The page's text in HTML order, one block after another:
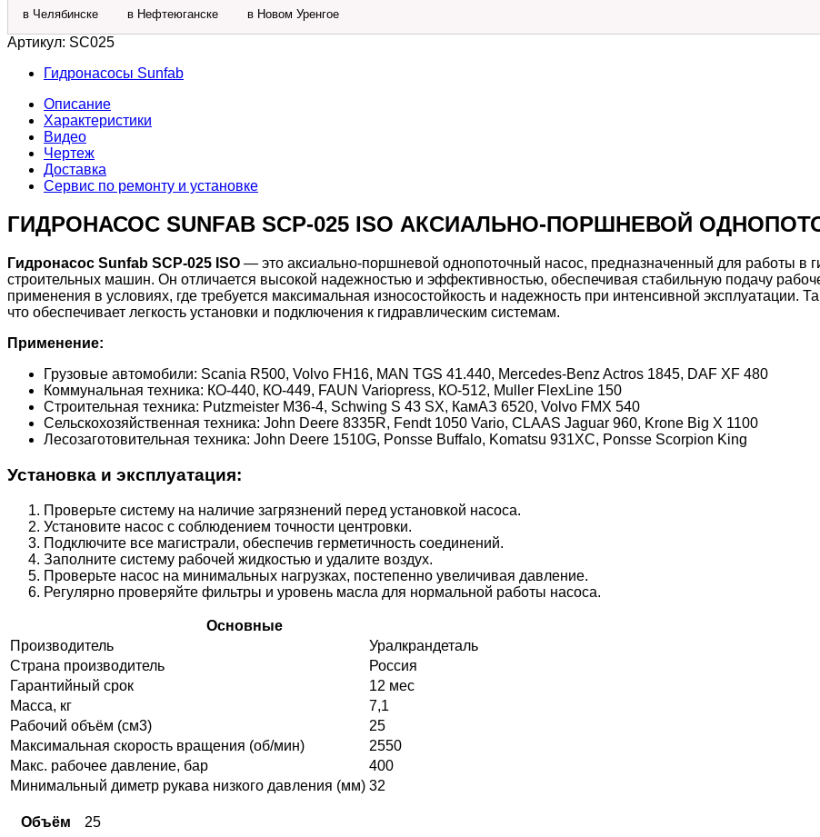
в Челябинске в Нефтеюганске в Новом Уренгое
Артикул: SC025
Гидронасосы Sunfab
Описание
Характеристики
Видео
Чертеж
Доставка
Сервис по ремонту и установке
ГИДРОНАСОС SUNFAB SCP-025 ISO АКСИАЛЬНО-ПОРШНЕВОЙ
Гидронасос Sunfab SCP-025 ISO — это аксиально-поршневой однопоточный насос, предназначенный для работы в
строительных машин. Он отличается высокой надежностью и эффективностью, обеспечивая стабильную подачу
применения в условиях, где требуется максимальная износостойкость и надежность при интенсивной
что обеспечивает легкость установки и подключения к гидравлическим системам.
Применение:
Грузовые автомобили: Scania R500, Volvo FH16, MAN TGS 41.440, Mercedes-Benz Actros 1845, DAF XF 480
Коммунальная техника: КО-440, КО-449, FAUN Variopress, КО-512, Muller FlexLine 150
Строительная техника: Putzmeister M36-4, Schwing S 43 SX, КамАЗ 6520, Volvo FMX 540
Сельскохозяйственная техника: John Deere 8335R, Fendt 1050 Vario, CLAAS Jaguar 960, Krone Big X 1100
Лесозаготовительная техника: John Deere 1510G, Ponsse Buffalo, Komatsu 931XC, Ponsse Scorpion King
Установка и эксплуатация:
Проверьте систему на наличие загрязнений перед установкой насоса.
Установите насос с соблюдением точности центровки.
Подключите все магистрали, обеспечив герметичность соединений.
Заполните систему рабочей жидкостью и удалите воздух.
Проверьте насос на минимальных нагрузках, постепенно увеличивая давление.
Регулярно проверяйте фильтры и уровень масла для нормальной работы насоса.
Основные
Производитель
Уралкрандеталь
Страна производитель
Россия
Гарантийный срок
12 мес
Масса, кг
7,1
Рабочий объём (см3)
25
Максимальная скорость вращения (об/мин)
2550
Макс. рабочее давление, бар
400
Минимальный диметр рукава низкого давления (мм) 32
Объём 25